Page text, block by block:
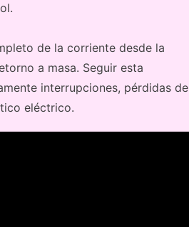
de la corriente desde la
a masa. Seguir esta
interrupciones, pérdidas de
eléctrico.